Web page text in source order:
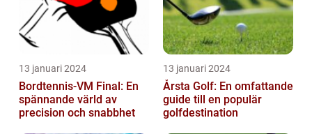
13 januari 2024
Bordtennis-VM Final: En
spännande värld av
precision och snabbhet
13 januari 2024
Årsta Golf: En omfattande
guide till en populär
golfdestination